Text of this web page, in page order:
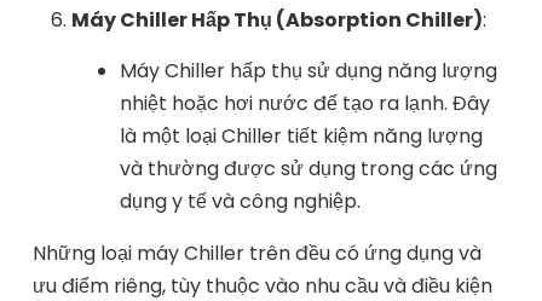
Máy Chiller Hấp Thụ (Absorption Chiller):
Máy Chiller hấp thụ sử dụng năng lượng
nhiệt hoặc hơi nước để tạo ra lạnh. Đây
là một loại Chiller tiết kiệm năng lượng
và thường được sử dụng trong các ứng
dụng y tế và công nghiệp.
Những loại máy Chiller trên đều có ứng dụng và
ưu điểm riêng, tùy thuộc vào nhu cầu và điều kiện